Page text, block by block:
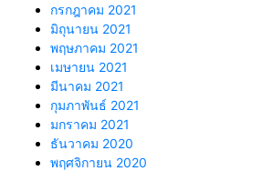
กรกฎาคม 2021
มิถุนายน 2021
พฤษภาคม 2021
เมษายน 2021
มีนาคม 2021
กุมภาพันธ์ 2021
มกราคม 2021
ธันวาคม 2020
พฤศจิกายน 2020